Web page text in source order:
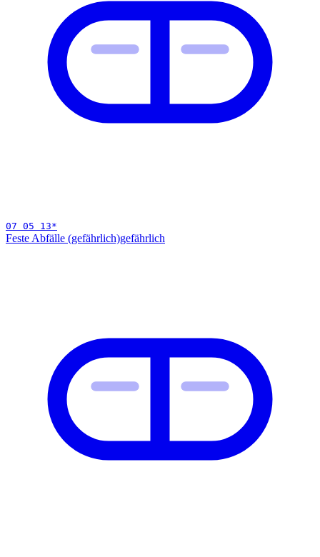
07 05 13*
Feste Abfälle (gefährlich)gefährlich